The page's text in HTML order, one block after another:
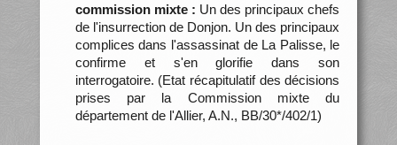
commission mixte : Un des principaux chefs
de l'insurrection de Donjon. Un des principaux
complices dans l'assassinat de La Palisse, le
confirme et s'en glorifie dans son
interrogatoire. (Etat récapitulatif des décisions
prises par la Commission mixte du
département de l'Allier, A.N., BB/30*/402/1)